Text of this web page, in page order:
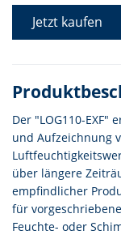
Jetzt kaufen
Der "LOG110-
und Aufzeichnung
über längere
empfindlicher
für
Feuchte- oder